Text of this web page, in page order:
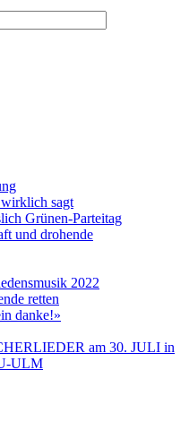
wirklich sagt
Grünen-Parteitag
und drohende
2022
retten
danke!»
am 30. JULI in
ULM